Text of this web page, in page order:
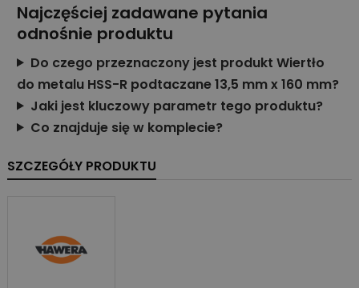
Najczęściej zadawane pytania
odnośnie produktu
Do czego przeznaczony jest produkt Wiertło
do metalu HSS-R podtaczane 13,5 mm x 160 mm?
Jaki jest kluczowy parametr tego produktu?
Co znajduje się w komplecie?
SZCZEGÓŁY PRODUKTU